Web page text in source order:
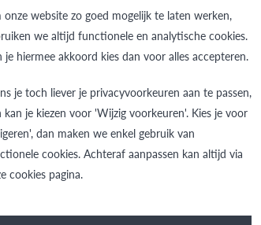
autre couleur ou largeur ?
neuf ?
c’est possible ?
onze website zo goed mogelijk te laten werken,
we altijd functionele en analytische cookies.
je hiermee akkoord kies dan voor alles accepteren.
je toch liever je privacyvoorkeuren aan te passen,
kan je kiezen voor 'Wijzig voorkeuren'. Kies je voor
dan maken we enkel gebruik van
cookies. Achteraf aanpassen kan altijd via
cookies pagina.